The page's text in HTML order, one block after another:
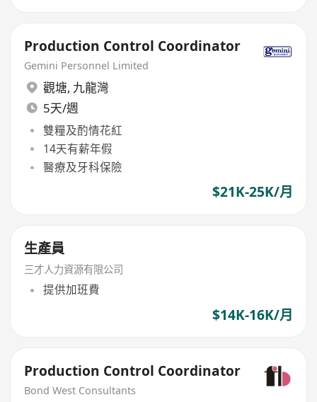
Production Control Coordinator
Gemini Personnel Limited
觀塘, 九龍灣
5天/週
雙糧及酌情花紅
14天有薪年假
醫療及牙科保險
$21K-25K/月
生產員
三才人力資源有限公司
提供加班費
$14K-16K/月
Production Control Coordinator
Bond West Consultants